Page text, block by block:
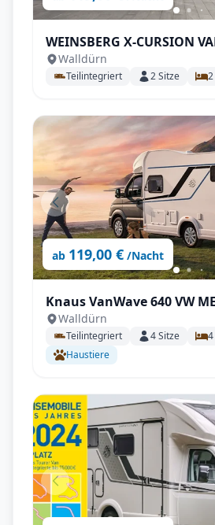
WEINSBERG X-CURSION
EDITION [PEPPER]
Walldürn
Teilintegriert 2Sitze 2
ab 119,00 € /Nacht
Knaus VanWave 640 VW
Walldürn
Teilintegriert 4Sitze 4
Haustiere